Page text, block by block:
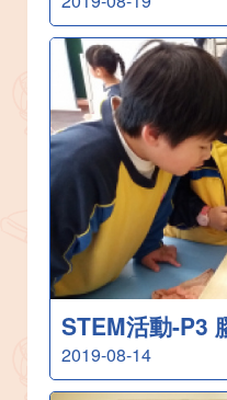
STEM活動-P3
2019-08-14